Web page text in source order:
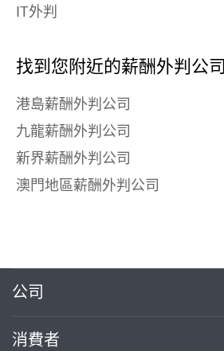
IT外判
找到您附近的薪酬外判公司
港島薪酬外判公司
九龍薪酬外判公司
新界薪酬外判公司
澳門地區薪酬外判公司
公司
消費者